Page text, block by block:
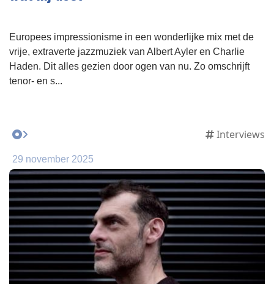
Europees impressionisme in een wonderlijke mix met de
vrije, extraverte jazzmuziek van Albert Ayler en Charlie
Haden. Dit alles gezien door ogen van nu. Zo omschrijft
tenor- en s...
Interviews
29 november 2025